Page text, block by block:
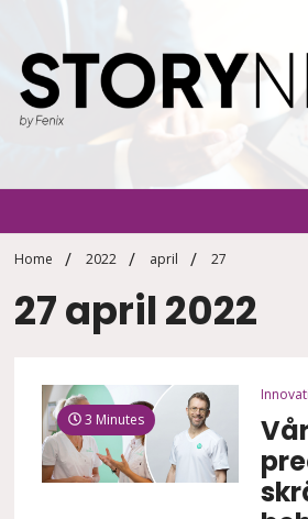
Home 2022 april 27
27 april 2022
3 Minutes